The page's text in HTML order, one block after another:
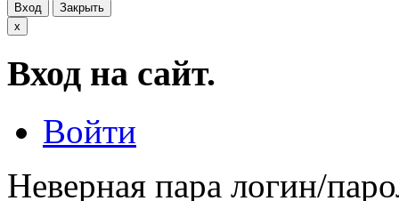
Вход
Закрыть
x
Вход на сайт.
Войти
Неверная пара логин/